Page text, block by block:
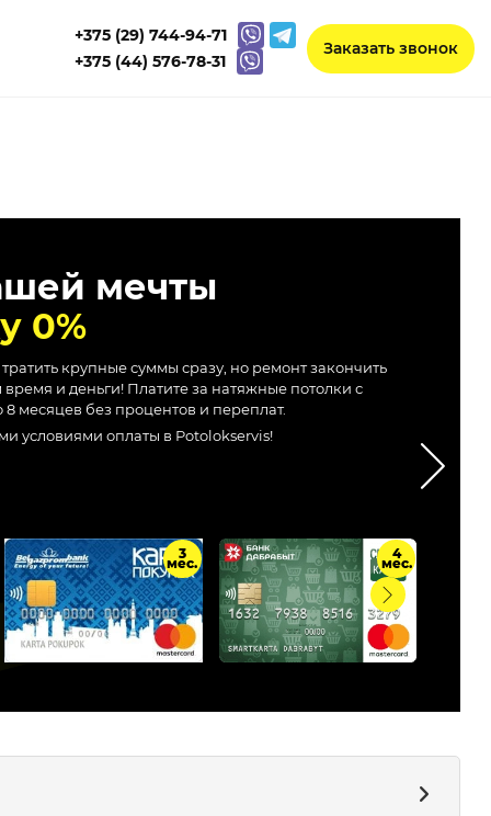
+375 (29) 744-94-71
+375 (44) 576-78-31
Заказать звонок
мечты
0%
крупные суммы сразу, но ремонт закончить
и деньги! Платите за натяжные потолки с
месяцев без процентов и переплат.
условиями оплаты в Potolokservis!
3
мес.
4
мес.